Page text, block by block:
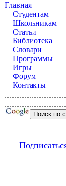
Главная
Студентам
Школьникам
Статьи
Библиотека
Словари
Программы
Игры
Форум
Контакты